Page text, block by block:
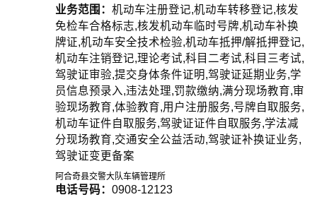
业务范围： 机动车注册登记,机动车转移登记,核发
免检车合格标志,核发机动车临时号牌,机动车补换
牌证,机动车安全技术检验,机动车抵押/解抵押登记,
机动车注销登记,理论考试,科目二考试,科目三考试,
驾驶证审验,提交身体条件证明,驾驶证延期业务,学
员信息预录入,违法处理,罚款缴纳,满分现场教育,审
验现场教育,体验教育,用户注册服务,号牌自取服务,
机动车证件自取服务,驾驶证证件自取服务,学法减
分现场教育,交通安全公益活动,驾驶证补换证业务,
驾驶证变更备案
阿合奇县交警大队车辆管理所
电话号码： 0908-12123